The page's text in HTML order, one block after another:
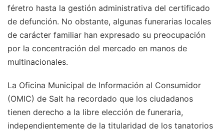
féretro hasta la gestión administrativa del certificado
de defunción. No obstante, algunas funerarias locales
de carácter familiar han expresado su preocupación
por la concentración del mercado en manos de
multinacionales.
La Oficina Municipal de Información al Consumidor
(OMIC) de Salt ha recordado que los ciudadanos
tienen derecho a la libre elección de funeraria,
independientemente de la titularidad de los tanatorios